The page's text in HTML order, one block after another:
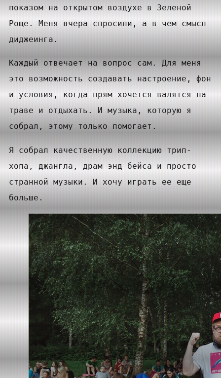
показом на открытом воздухе в Зеленой
Роще. Меня вчера спросили, а в чем смысл
диджеинга.
Каждый отвечает на вопрос сам. Для меня
это возможность создавать настроение, фон
и условия, когда прям хочется валятся на
траве и отдыхать. И музыка, которую я
собрал, этому только помогает.
Я собрал качественную коллекцию трип-
хопа, джангла, драм энд бейса и просто
странной музыки. И хочу играть ее еще
больше.